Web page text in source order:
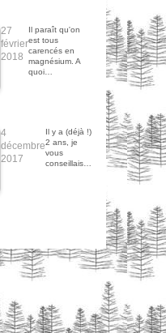
27
février
2018
Il paraît qu'on
est tous
carencés en
magnésium. A
quoi…
4
décembre
2017
Il y a (déjà !)
2 ans, je
vous
conseillais…